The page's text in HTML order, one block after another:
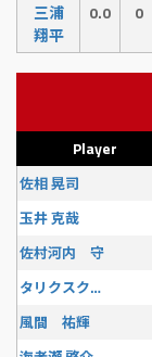
三浦
翔平
0.0 0
Player
佐相 晃司
玉井 克哉
佐村河内 守
タリクスクーバル
風間 祐輝